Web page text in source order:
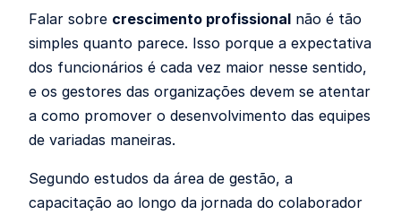
Falar sobre crescimento profissional não é tão
simples quanto parece. Isso porque a expectativa
dos funcionários é cada vez maior nesse sentido,
e os gestores das organizações devem se atentar
a como promover o desenvolvimento das equipes
de variadas maneiras.
Segundo estudos da área de gestão, a
capacitação ao longo da jornada do colaborador